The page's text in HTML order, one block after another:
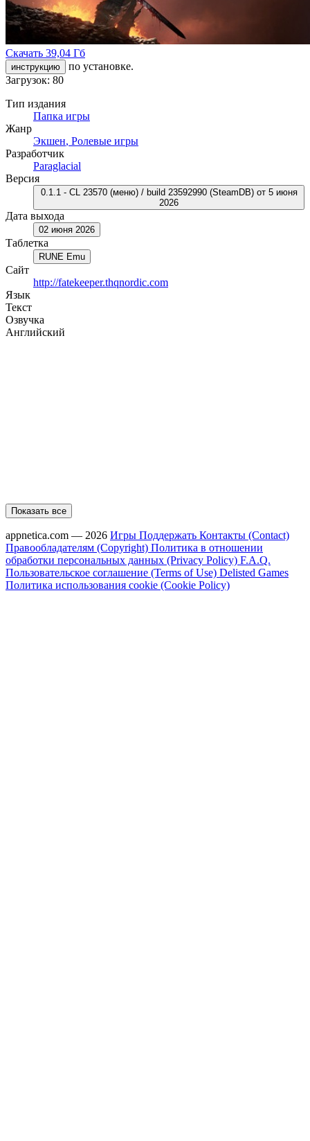
Скачать 39,04 Гб
инструкцию
по установке.
Загрузок: 80
Тип издания
Папка игры
Жанр
Экшен, Ролевые игры
Разработчик
Paraglacial
Версия
0.1.1 - CL 23570 (меню) / build 23592990 (SteamDB) от 5 июня
2026
Дата выхода
02 июня 2026
Таблетка
RUNE Emu
Сайт
http://fatekeeper.thqnordic.com
Язык
Текст
Озвучка
Английский
Показать все
appnetica.com — 2026 Игры Поддержать Контакты (Contact)
Правообладателям (Copyright) Политика в отношении
обработки персональных данных (Privacy Policy) F.A.Q.
Пользовательское соглашение (Terms of Use) Delisted Games
Политика использования cookie (Cookie Policy)